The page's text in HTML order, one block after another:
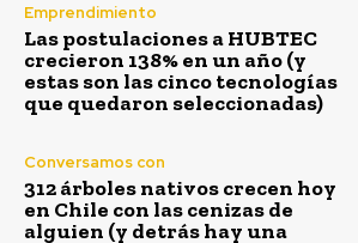
Emprendimiento
Las postulaciones a HUBTEC
crecieron 138% en un año (y
estas son las cinco tecnologías
que quedaron seleccionadas)
Conversamos con
312 árboles nativos crecen hoy
en Chile con las cenizas de
alguien (y detrás hay una